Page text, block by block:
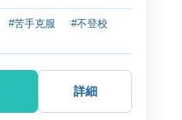
#苦手克服
#不登校
詳細